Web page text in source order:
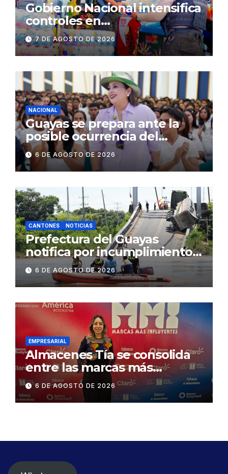
Gobierno Nacional intensifica
controles en
establecimientos y espacios
públicos de Pichincha: 684
operativos en zonas
comerciales y de
concurrencia
7 DE AGOSTO DE 2026
NACIONAL
Guayas se prepara ante la
posible ocurrencia del
fenómeno de El Niño:
Gobierno Nacional capacita a
2.500 jóvenes
6 DE AGOSTO DE 2026
CANTONES NOTICIAS
Prefectura del Guayas
notifica por incumplimiento
contractual a la
Concesionaria CONORTE y
exige celeridad en
desmontaje del puente
Gonzalo Icaza Cornejo, en
Daule
6 DE AGOSTO DE 2026
EMPRESARIAL
Almacenes Tía se consolida
entre las marcas más
influyentes del Ecuador
6 DE AGOSTO DE 2026